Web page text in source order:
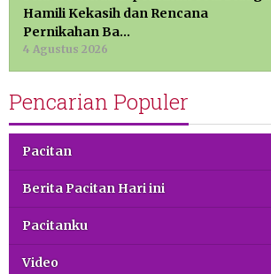
Hamili Kekasih dan Rencana
Pernikahan Ba…
4 Agustus 2026
Pencarian Populer
Pacitan
Berita Pacitan Hari ini
Pacitanku
Video